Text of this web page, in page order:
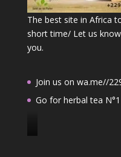
The best site in Africa
short time/ Let us
you.
Join us on wa.me//
Go for herbal tea N°1
J